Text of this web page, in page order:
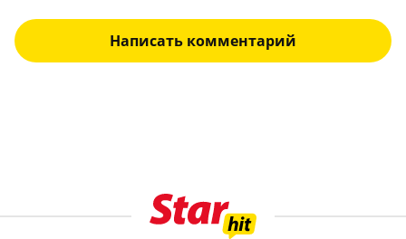
Написать комментарий